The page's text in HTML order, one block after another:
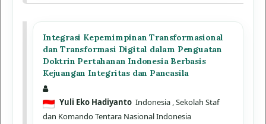
Integrasi Kepemimpinan Transformasional
dan Transformasi Digital dalam Penguatan
Doktrin Pertahanan Indonesia Berbasis
Kejuangan Integritas dan Pancasila
Yuli Eko Hadiyanto Indonesia , Sekolah Staf
dan Komando Tentara Nasional Indonesia